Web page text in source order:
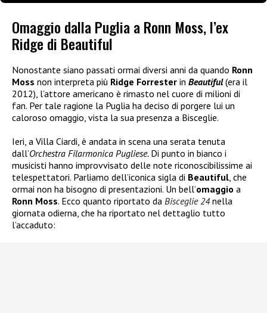
Omaggio dalla Puglia a Ronn Moss, l’ex
Ridge di Beautiful
Nonostante siano passati ormai diversi anni da quando Ronn
Moss non interpreta più Ridge Forrester in Beautiful(era il
2012), l’attore americano è rimasto nel cuore di milioni di
fan. Per tale ragione la Puglia ha deciso di porgere lui un
caloroso omaggio, vista la sua presenza a Bisceglie.
Ieri, a Villa Ciardi, è andata in scena una serata tenuta
dall’Orchestra Filarmonica Pugliese. Di punto in bianco i
musicisti hanno improvvisato delle note riconoscibilissime ai
telespettatori. Parliamo dell’iconica sigla di Beautiful, che
ormai non ha bisogno di presentazioni. Un bell’omaggio a
Ronn Moss. Ecco quanto riportato da Bisceglie 24nella
giornata odierna, che ha riportato nel dettaglio tutto
l’accaduto: